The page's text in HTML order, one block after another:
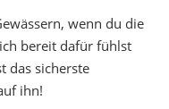
wenn du die
bereit dafür fühlst
das sicherste
ihn!